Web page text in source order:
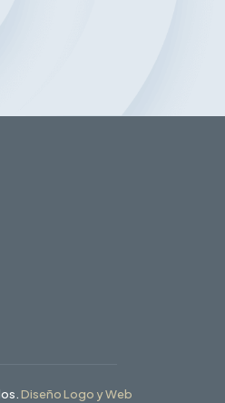
Diseño Logo y Web